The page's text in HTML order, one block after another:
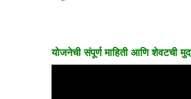
योजनेची संपूर्ण माहिती आणि शेवटची